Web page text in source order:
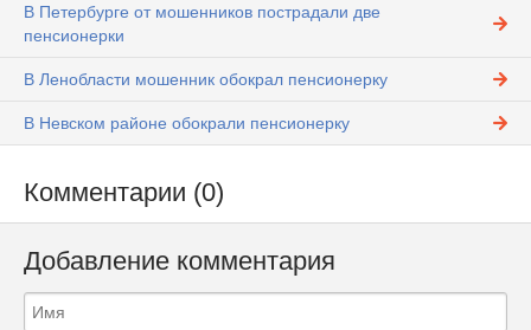
В Петербурге от мошенников пострадали две
пенсионерки
В Ленобласти мошенник обокрал пенсионерку
В Невском районе обокрали пенсионерку
Комментарии (0)
Добавление комментария